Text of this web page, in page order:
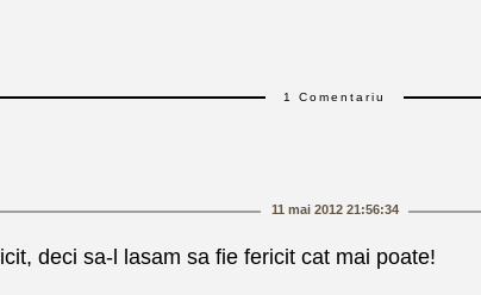
1 Comentariu
11 mai 2012 21:56:34
deci sa-l lasam sa fie fericit cat mai poate!